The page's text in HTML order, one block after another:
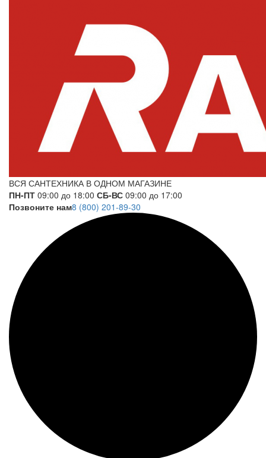
ВСЯ САНТЕХНИКА В ОДНОМ МАГАЗИНЕ
ПН-ПТ 09:00 до 18:00 СБ-ВС 09:00 до 17:00
Позвоните нам8 (800) 201-89-30